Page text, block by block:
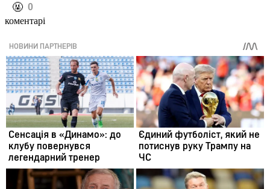
️🤬 0
коментарі